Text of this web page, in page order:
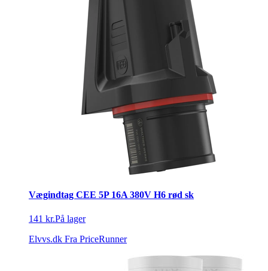
Vægindtag CEE 5P 16A 380V H6 rød sk
141 kr.På lager
Elvvs.dk Fra PriceRunner